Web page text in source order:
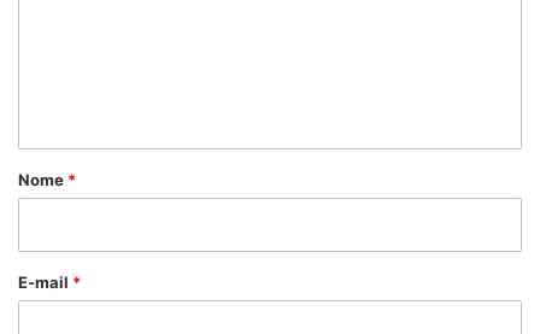
r
*
Nome *
E-mail *